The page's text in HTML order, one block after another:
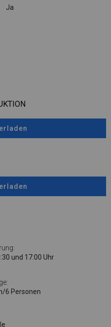
Ja
und 17:00 Uhr
6 Personen